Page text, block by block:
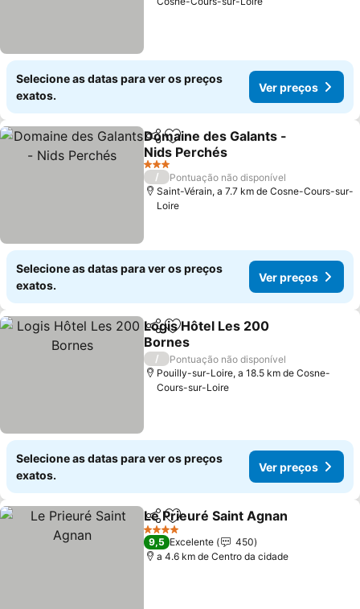
Selecione as datas para ver os preços
exatos.
Ver preços
PartilharAdicionar aos favoritos
Domaine des Galants -
Nids Perchés
3 Estrelas
/
Pontuação não disponível
Saint-Vérain, a 7.7 km de Cosne-Cours-sur-
Loire
Selecione as datas para ver os preços
exatos.
Ver preços
PartilharAdicionar aos favoritos
Logis Hôtel Les 200
Bornes
/
Pontuação não disponível
Pouilly-sur-Loire, a 18.5 km de Cosne-
Cours-sur-Loire
Selecione as datas para ver os preços
exatos.
Ver preços
PartilharAdicionar aos favoritos
Le Prieuré Saint Agnan
4 Estrelas
9,5 Excelente
450
a 4.6 km de Centro da cidade